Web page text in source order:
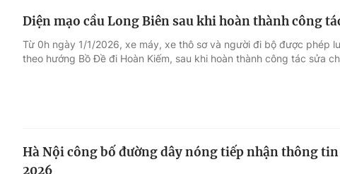
Diện mạo cầu Long Biên sau khi hoàn thành công
Từ 0h ngày 1/1/2026, xe máy, xe thô sơ và người đi bộ được phép
theo hướng Bồ Đề đi Hoàn Kiếm, sau khi hoàn thành công tác sửa
Hà Nội công bố đường dây nóng tiếp nhận thông
2026